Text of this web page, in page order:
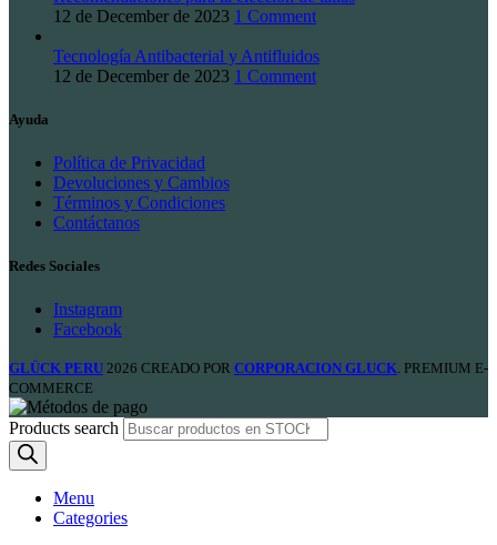
12 de December de 2023 1 Comment
Tecnología Antibacterial y Antifluidos
12 de December de 2023 1 Comment
Ayuda
Política de Privacidad
Devoluciones y Cambios
Términos y Condiciones
Contáctanos
Redes Sociales
Instagram
Facebook
GLÜCK PERU 2026 CREADO POR CORPORACION GLUCK. PREMIUM E-
COMMERCE
Products search
Menu
Categories